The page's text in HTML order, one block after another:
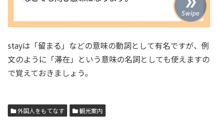
stayは「留まる」などの意味の動詞として有名ですが、例
文のように「滞在」という意味の名詞としても使えますの
で覚えておきましょう。
外国人をもてなす 観光案内